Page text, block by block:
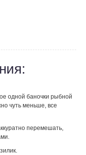
одной баночки рыбной
чуть меньше, все
перемешать,